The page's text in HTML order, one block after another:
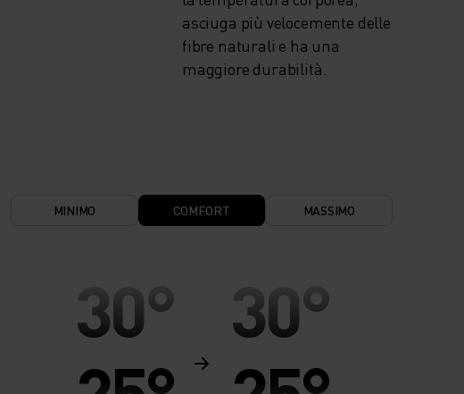
asciuga più velocemente delle
fibre naturali e ha una
maggiore durabilità.
MINIMO COMFORT MASSIMO
30°
30°